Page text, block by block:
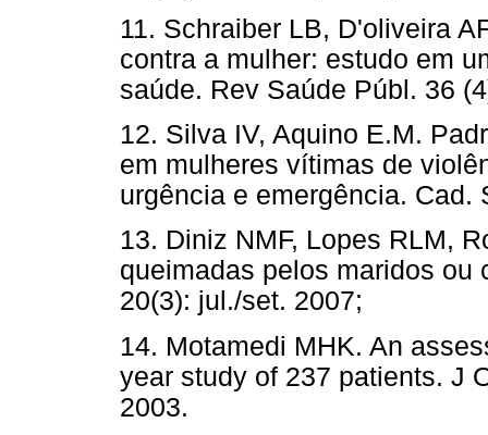
11. Schraiber LB, D'oliveira
contra a mulher: estudo em
saúde. Rev Saúde Públ. 36
12. Silva IV, Aquino E.M.
em mulheres vítimas de
urgência e emergência. Cad.
13. Diniz NMF, Lopes RLM,
queimadas pelos maridos ou
20(3): jul./set. 2007;
14. Motamedi MHK. An
year study of 237 patients. J
2003.